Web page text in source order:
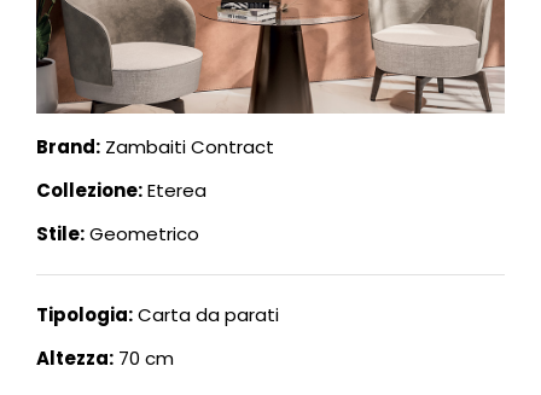
Brand: Zambaiti Contract
Collezione:Eterea
Stile:Geometrico
Tipologia:Carta da parati
Altezza: 70 cm